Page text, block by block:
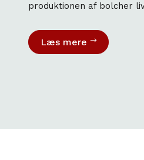
produktionen af bolcher
Læs mere